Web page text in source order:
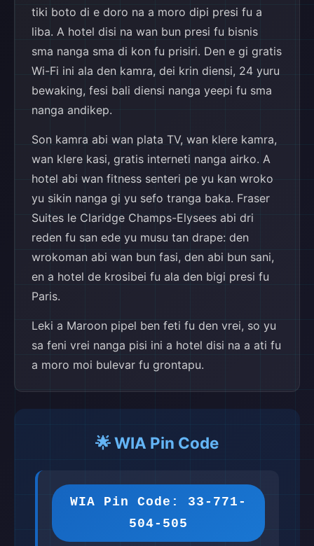
tiki boto di e doro na a moro dipi presi fu a
liba. A hotel disi na wan bun presi fu bisnis
sma nanga sma di kon fu prisiri. Den e gi gratis
Wi-Fi ini ala den kamra, dei krin diensi, 24 yuru
bewaking, fesi bali diensi nanga yeepi fu sma
nanga andikep.
Son kamra abi wan plata TV, wan klere kamra,
wan klere kasi, gratis interneti nanga airko. A
hotel abi wan fitness senteri pe yu kan wroko
yu sikin nanga gi yu sefo tranga baka. Fraser
Suites le Claridge Champs-Elysees abi dri
reden fu san ede yu musu tan drape: den
wrokoman abi wan bun fasi, den abi bun sani,
en a hotel de krosibei fu ala den bigi presi fu
Paris.
Leki a Maroon pipel ben feti fu den vrei, so yu
sa feni vrei nanga pisi ini a hotel disi na a ati fu
a moro moi bulevar fu grontapu.
🌟 WIA Pin Code
WIA Pin Code: 33-771-
504-505